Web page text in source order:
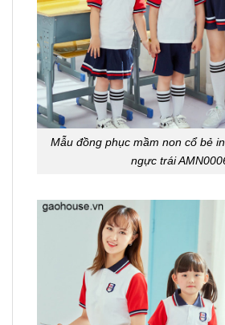
Mẫu đồng phục mầm non cổ bẻ
ngực trái